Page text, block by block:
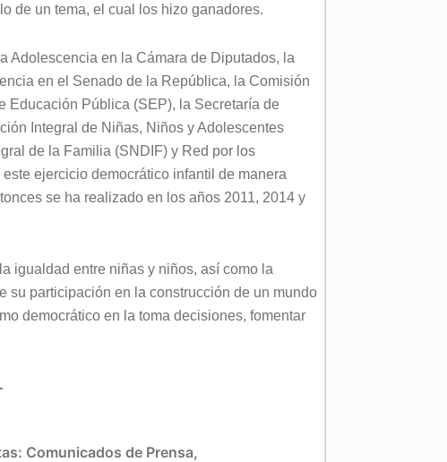
de un tema, el cual los hizo ganadores.
Adolescencia en la Cámara de Diputados, la
en el Senado de la República, la Comisión
Educación Pública (SEP), la Secretaría de
Integral de Niñas, Niños y Adolescentes
de la Familia (SNDIF) y Red por los
ejercicio democrático infantil de manera
se ha realizado en los años 2011, 2014 y
igualdad entre niñas y niños, así como la
su participación en la construcción de un mundo
democrático en la toma decisiones, fomentar
Comunicados de Prensa,